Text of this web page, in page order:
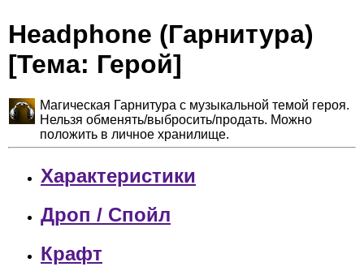
Headphone (Гарнитура)
[Тема: Герой]
Магическая Гарнитура с музыкальной темой героя.
Нельзя обменять/выбросить/продать. Можно
положить в личное хранилище.
Характеристики
Дроп / Спойл
Крафт